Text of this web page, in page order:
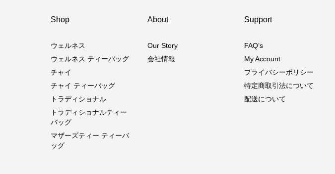
Shop
ウェルネス
ウェルネス ティーバッグ
チャイ
チャイ ティーバッグ
トラディショナル
トラディショナルティー
バッグ
マザーズティー ティーバ
ッグ
About
Our Story
会社情報
Support
FAQ’s
My Account
プライバシーポリシー
特定商取引法について
配送について